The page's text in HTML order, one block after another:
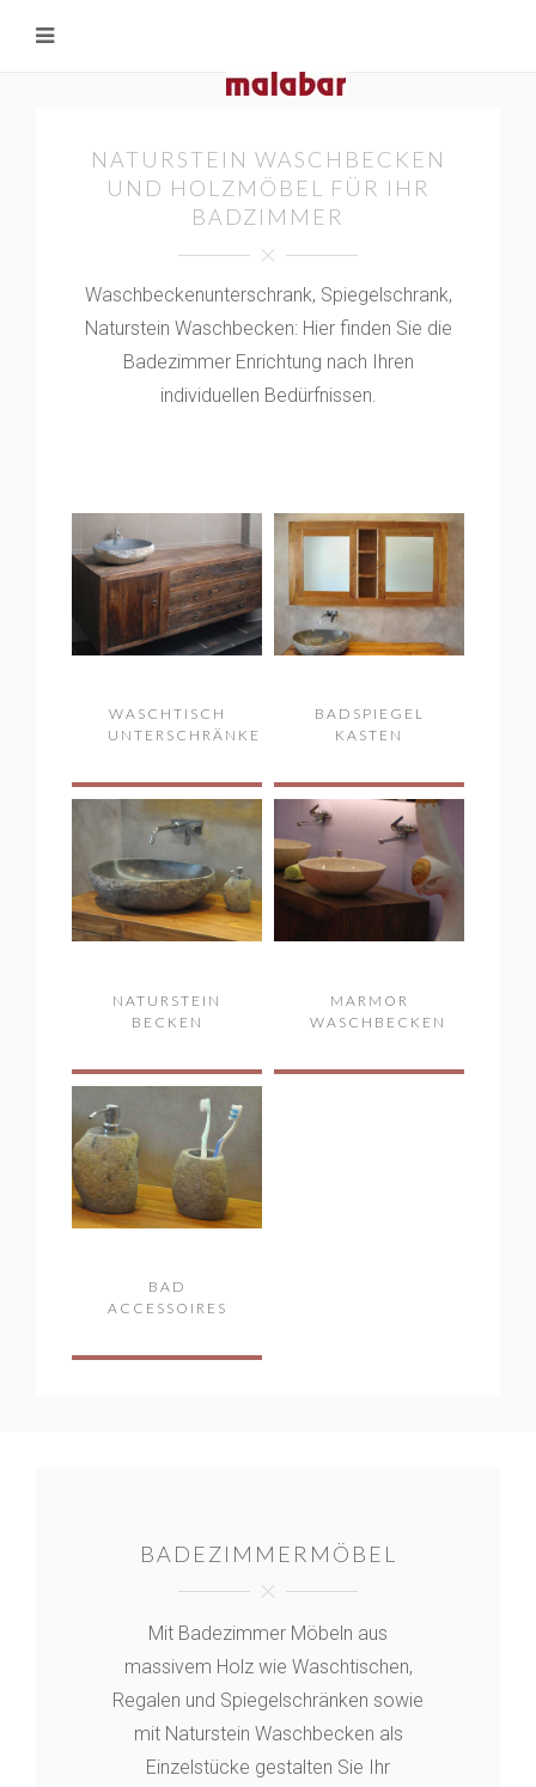
NATURSTEIN WASCHBECKEN
UND HOLZMÖBEL FÜR IHR
BADZIMMER
Waschbeckenunterschrank, Spiegelschrank,
Naturstein Waschbecken: Hier finden Sie die
Badezimmer Enrichtung nach Ihren
individuellen Bedürfnissen.
WASCHTISCH
UNTERSCHRÄNKE
BADSPIEGEL
KASTEN
NATURSTEIN
BECKEN
MARMOR
WASCHBECKEN
BAD
ACCESSOIRES
BADEZIMMERMÖBEL
Mit Badezimmer Möbeln aus
massivem Holz wie Waschtischen,
Regalen und Spiegelschränken sowie
mit Naturstein Waschbecken als
Einzelstücke gestalten Sie Ihr